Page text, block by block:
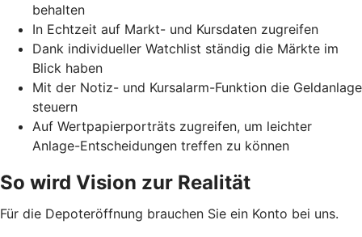
behalten
In Echtzeit auf Markt- und Kursdaten zugreifen
Dank individueller Watchlist ständig die Märkte im
Blick haben
Mit der Notiz- und Kursalarm-Funktion die Geldanlage
steuern
Auf Wertpapierporträts zugreifen, um leichter
Anlage-Entscheidungen treffen zu können
So wird Vision zur Realität
Für die Depoteröffnung brauchen Sie ein Konto bei uns.